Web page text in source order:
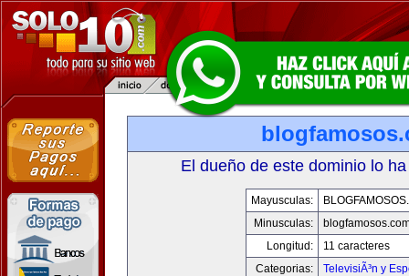
El dueño de este dominio lo
Mayusculas:
Minusculas:
Longitud:
11 caracteres
Categorias:
TelevisiÃ³n y